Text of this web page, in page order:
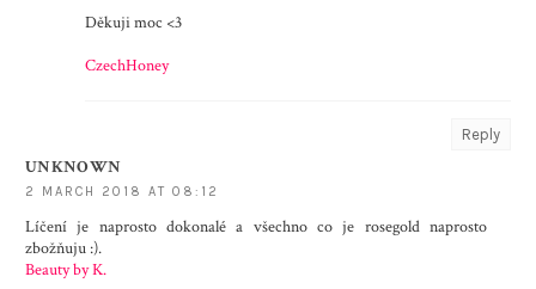
Děkuji moc <3
CzechHoney
Reply
UNKNOWN
2 MARCH 2018 AT 08:12
Líčení je naprosto dokonalé a všechno co je rosegold naprosto
zbožňuju :).
Beauty by K.